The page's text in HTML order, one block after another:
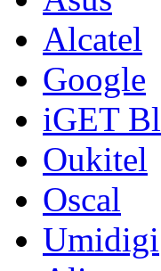
Alcatel
Google
iGET
Oukitel
Oscal
Umidigi